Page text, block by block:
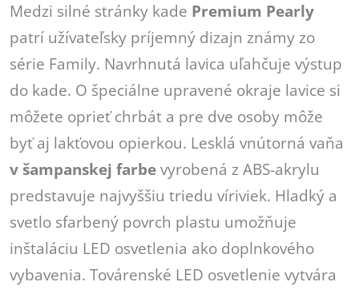
Medzi silné stránky kade Premium Pearly
patrí užívateľsky príjemný dizajn známy zo
série Family. Navrhnutá lavica uľahčuje výstup
do kade. O špeciálne upravené okraje lavice si
môžete oprieť chrbát a pre dve osoby môže
byť aj lakťovou opierkou. Lesklá vnútorná vaňa
v šampanskej farbe vyrobená z ABS-akrylu
predstavuje najvyššiu triedu víriviek. Hladký a
svetlo sfarbený povrch plastu umožňuje
inštaláciu LED osvetlenia ako doplnkového
vybavenia. Továrenské LED osvetlenie vytvára